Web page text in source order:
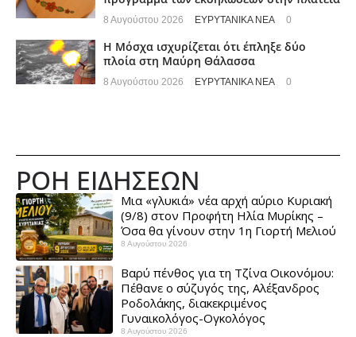
8 Αυγούστου 2026 ΕΥΡΥΤΑΝΙΚΑ ΝΕΑ 0
Η Μόσχα ισχυρίζεται ότι έπληξε δύο
πλοία στη Μαύρη Θάλασσα ​
8 Αυγούστου 2026 ΕΥΡΥΤΑΝΙΚΑ ΝΕΑ 0
ΡΟΗ ΕΙΔΗΣΕΩΝ
Μια «γλυκιά» νέα αρχή αύριο Κυριακή
(9/8) στον Προφήτη Ηλία Μυρίκης –
Όσα θα γίνουν στην 1η Γιορτή Μελιού
8 Αυγούστου 2026
Βαρύ πένθος για τη Τζίνα Οικονόμου:
Πέθανε ο σύζυγός της, Αλέξανδρος
Ροδολάκης, διακεκριμένος
Γυναικολόγος-Ογκολόγος
8 Αυγούστου 2026